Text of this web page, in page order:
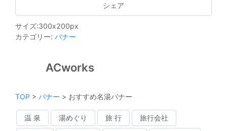
シェア
サイズ:300x200px
カテゴリー: バナー
ACworks
TOP > バナー > おすすめ名湯バナー
温 泉 湯めぐり 旅 行 旅行会社